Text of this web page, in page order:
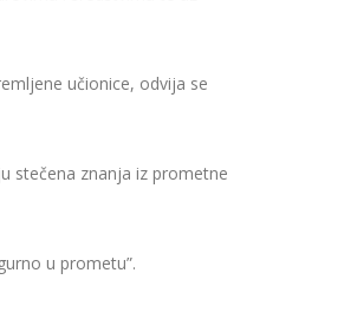
učionice, odvija se
stečena znanja iz prometne
u prometu”.